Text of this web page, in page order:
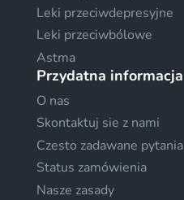
Leki przeciwdepresyjne
Leki przeciwbólowe
Astma
Przydatna informacja
O nas
Skontaktuj sie z nami
Czesto zadawane pytania
Status zamówienia
Nasze zasady